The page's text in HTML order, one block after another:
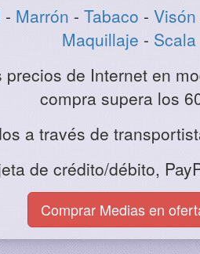
- Marrón - Tabaco - Visón
Maquillaje - Scala
de Internet en
compra supera los
a través de
de crédito/débito,
Comprar Medias en